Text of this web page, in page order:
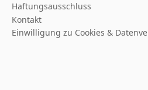
Haftungsausschluss
Kontakt
Einwilligung zu Cookies &